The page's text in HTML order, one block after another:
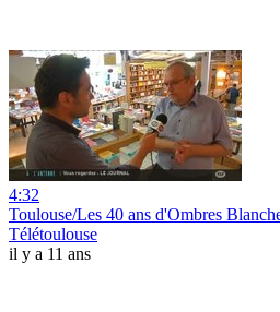
4:32
Toulouse/Les 40 ans d'Ombres
Télétoulouse
il y a 11 ans